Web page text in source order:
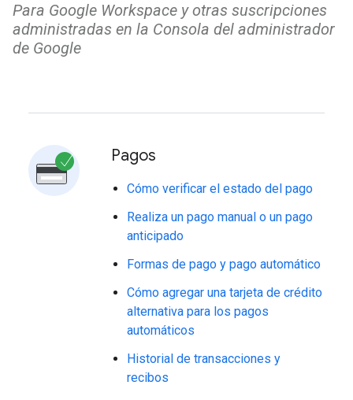
Para Google Workspace y otras suscripciones
administradas en la Consola del administrador
de Google
Pagos
Cómo verificar el estado del pago
Realiza un pago manual o un pago
anticipado
Formas de pago y pago automático
Cómo agregar una tarjeta de crédito
alternativa para los pagos
automáticos
Historial de transacciones y
recibos